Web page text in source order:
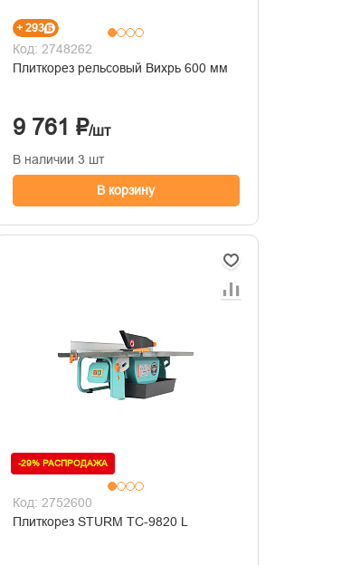
+ 293
Код: 2748262
Плиткорез рельсовый Вихрь 600 мм
9 761 ₽/шт
В наличии 3 шт
В корзину
-29% РАСПРОДАЖА
Код: 2752600
Плиткорез STURM ТС-9820 L